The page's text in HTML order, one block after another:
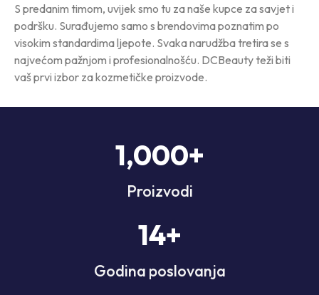
S predanim timom, uvijek smo tu za naše kupce za savjet i
podršku. Surađujemo samo s brendovima poznatim po
visokim standardima ljepote. Svaka narudžba tretira se s
najvećom pažnjom i profesionalnošću. DCBeauty teži biti
vaš prvi izbor za kozmetičke proizvode.
1,000+
Proizvodi
14+
Godina poslovanja